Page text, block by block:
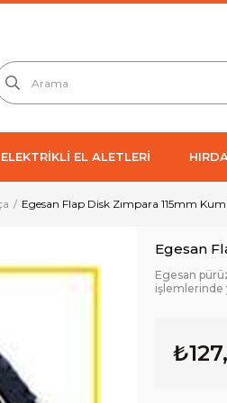
ELEKTRİKLİ EL ALETLERİ
Egesan Flap Disk Zımpara 115mm
Egesan
Egesan
işlemlerinde